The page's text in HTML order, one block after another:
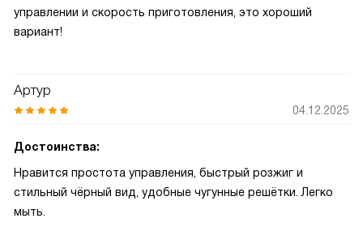
управлении и скорость приготовления, это хороший
вариант!
Артур
04.12.2025
Достоинства:
Нравится простота управления, быстрый розжиг и
стильный чёрный вид, удобные чугунные решётки. Легко
мыть.